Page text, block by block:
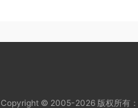
Copyright © 2005-2026 版权所有：